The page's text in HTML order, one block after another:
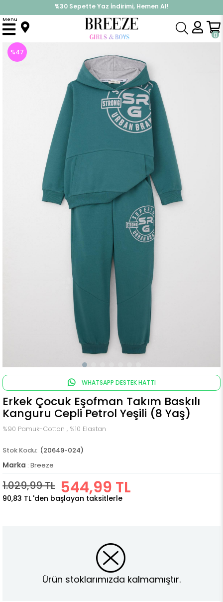
%30 Sepette Yaz İndirimi, Hemen Al!
İndirimlere ek %10 İndirimi Kap, Hemen Üye Ol!
0
Menu
Anasayfa Takımlar Eşofman Takımı Erkek Çocuk Eşofman Takım Baskılı Kanguru Cepli Petrol Yeşili (8 Yaş)
%47
WHATSAPP DESTEK HATTI
Erkek Çocuk Eşofman Takım Baskılı
Kanguru Cepli Petrol Yeşili (8 Yaş)
%90 Pamuk-Cotton , %10 Elastan
(20649-024)
Marka : Breeze
1.029,99 TL 544,99 TL
90,83 TL 'den başlayan taksitlerle
Ürün stoklarımızda kalmamıştır.